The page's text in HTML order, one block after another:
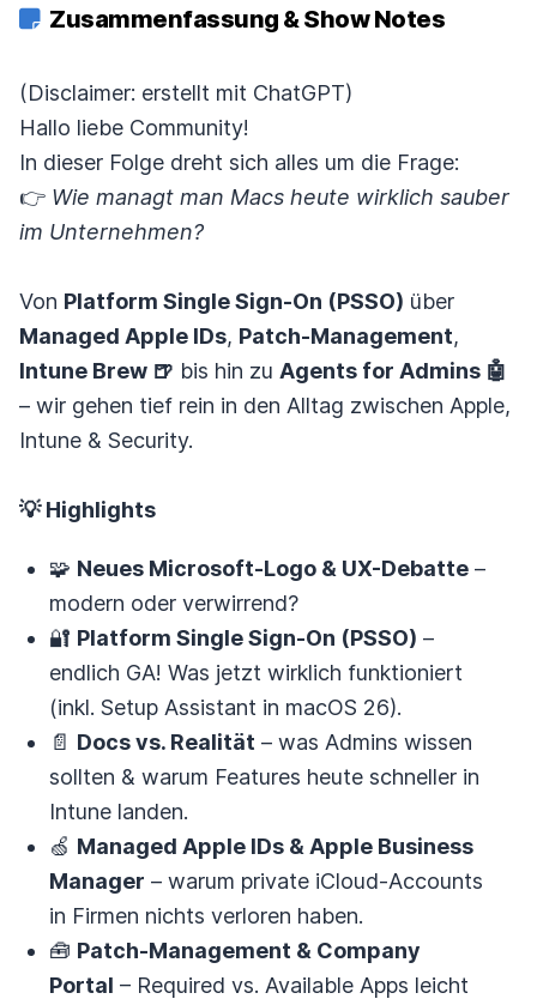
Zusammenfassung & Show Notes
(Disclaimer: erstellt mit ChatGPT)
Hallo liebe Community!
In dieser Folge dreht sich alles um die Frage:
👉 Wie managt man Macs heute wirklich sauber
im Unternehmen?
Von Platform Single Sign-On (PSSO) über
Managed Apple IDs, Patch-Management,
Intune Brew 🍺 bis hin zu Agents for Admins 🤖
– wir gehen tief rein in den Alltag zwischen Apple,
Intune & Security.
💡 Highlights
🧩 Neues Microsoft-Logo & UX-Debatte –
modern oder verwirrend?
🔐 Platform Single Sign-On (PSSO) –
endlich GA! Was jetzt wirklich funktioniert
(inkl. Setup Assistant in macOS 26).
📄 Docs vs. Realität – was Admins wissen
sollten & warum Features heute schneller in
Intune landen.
🍏 Managed Apple IDs & Apple Business
Manager – warum private iCloud-Accounts
in Firmen nichts verloren haben.
🧰 Patch-Management & Company
Portal – Required vs. Available Apps leicht